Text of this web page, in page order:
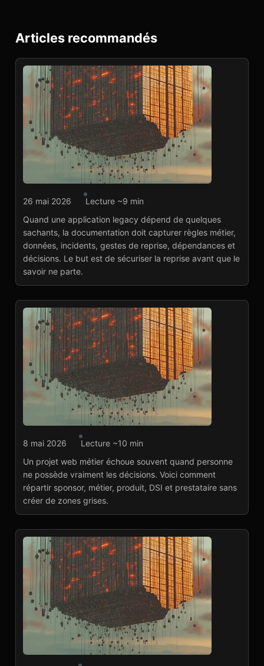
Articles recommandés
Développement web
avant le départ des
sachants
Lire l'article →
26 mai 2026
Lecture ~9 min
Quand une application legacy dépend de quelques
sachants, la documentation doit capturer règles métier,
données, incidents, gestes de reprise, dépendances et
décisions. Le but est de sécuriser la reprise avant que le
savoir ne parte.
Développement web
prestataire : qui
possède le projet ?
Lire l'article→
8 mai 2026
Lecture ~10 min
Un projet web métier échoue souvent quand personne
ne possède vraiment les décisions. Voici comment
répartir sponsor, métier, produit, DSI et prestataire sans
créer de zones grises.